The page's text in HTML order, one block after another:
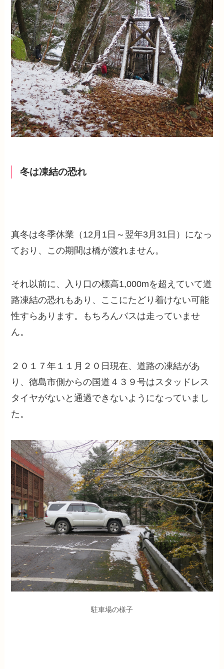
冬は凍結の恐れ
真冬は冬季休業（12月1日～翌年3月31日）になっ
ており、この期間は橋が渡れません。
それ以前に、入り口の標高1,000mを超えていて道
路凍結の恐れもあり、ここにたどり着けない可能
性すらあります。もちろんバスは走っていませ
ん。
２０１７年１１月２０日現在、道路の凍結があ
り、徳島市側からの国道４３９号はスタッドレス
タイヤがないと通過できないようになっていまし
た。
駐車場の様子